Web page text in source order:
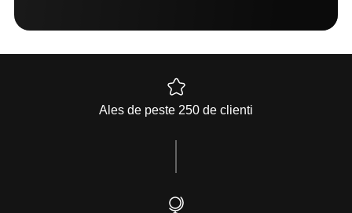
Ales de peste 250 de clienti